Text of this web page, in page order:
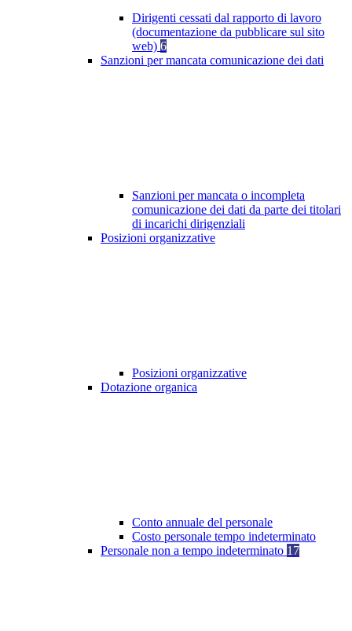
Dirigenti cessati dal rapporto di lavoro
(documentazione da pubblicare sul sito
web) 6
Sanzioni per mancata comunicazione dei dati
Sanzioni per mancata o incompleta
comunicazione dei dati da parte dei titolari
di incarichi dirigenziali
Posizioni organizzative
Posizioni organizzative
Dotazione organica
Conto annuale del personale
Costo personale tempo indeterminato
Personale non a tempo indeterminato 17